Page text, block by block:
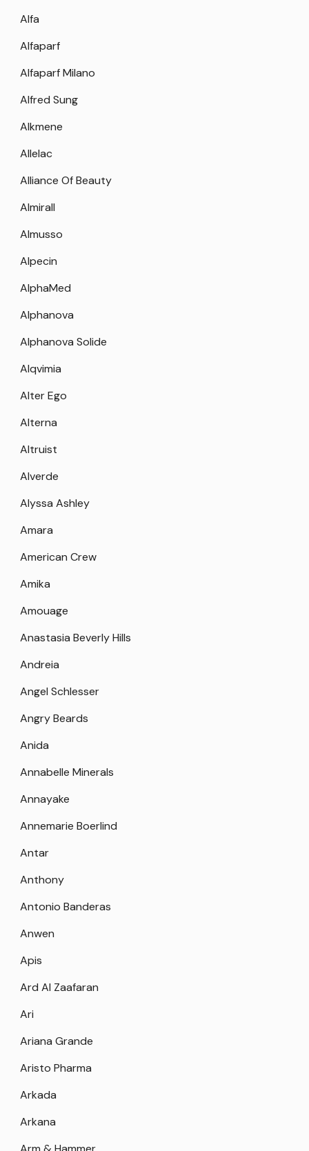
Alfa
Alfaparf
Alfaparf Milano
Alfred Sung
Alkmene
Allelac
Alliance Of Beauty
Almirall
Almusso
Alpecin
AlphaMed
Alphanova
Alphanova Solide
Alqvimia
Alter Ego
Alterna
Altruist
Alverde
Alyssa Ashley
Amara
American Crew
Amika
Amouage
Anastasia Beverly Hills
Andreia
Angel Schlesser
Angry Beards
Anida
Annabelle Minerals
Annayake
Annemarie Boerlind
Antar
Anthony
Antonio Banderas
Anwen
Apis
Ard Al Zaafaran
Ari
Ariana Grande
Aristo Pharma
Arkada
Arkana